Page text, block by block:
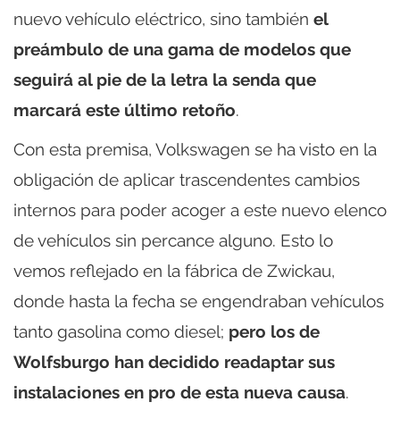
nuevo vehículo eléctrico, sino también el
preámbulo de una gama de modelos que
seguirá al pie de la letra la senda que
marcará este último retoño.
Con esta premisa, Volkswagen se ha visto en la
obligación de aplicar trascendentes cambios
internos para poder acoger a este nuevo elenco
de vehículos sin percance alguno. Esto lo
vemos reflejado en la fábrica de Zwickau,
donde hasta la fecha se engendraban vehículos
tanto gasolina como diesel; pero los de
Wolfsburgo han decidido readaptar sus
instalaciones en pro de esta nueva causa.